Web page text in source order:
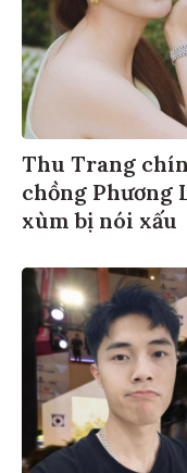
Thu Trang
chồng Phương
xùm bị nói xấu